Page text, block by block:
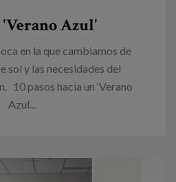
'Verano Azul'
en la que cambiamos de
sol y las necesidades del
10 pasos hacia un ‘Verano
Azul...